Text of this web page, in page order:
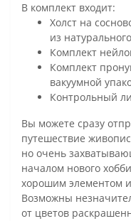
В комплект входит:
Холст на
из
Комплект
Комплект
вакуумной
Контрольный
Вы можете сразу
путешествие
но очень
началом нового
хорошим элементом
Возможны
от цветов